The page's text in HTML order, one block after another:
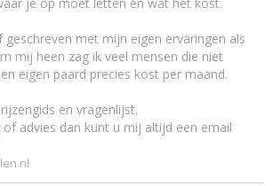
geschreven met mijn eigen ervaringen als
mij heen zag ik veel mensen die niet
eigen paard precies kost per maand.
en vragenlijst.
of advies dan kunt u mij altijd een email